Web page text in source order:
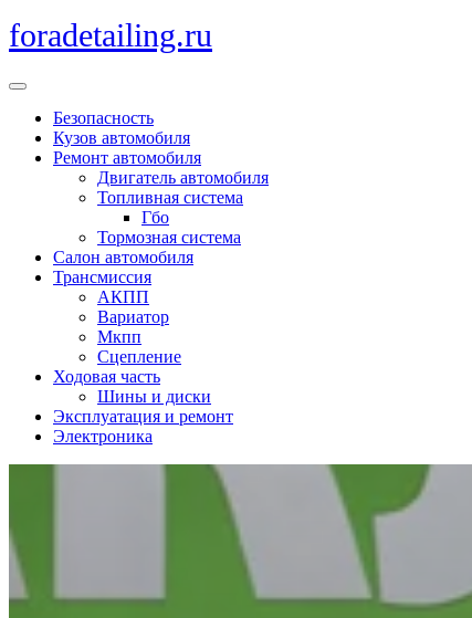
Перейти
к
foradetailing.ru
Кнопка
ОткрытьБезопасность
Кузов автомобиля
Ремонт автомобиля
Двигатель автомобиля
Топливная система
Гбо
Тормозная система
Салон автомобиля
Трансмиссия
АКПП
Вариатор
Мкпп
Сцепление
Ходовая часть
Шины и диски
Эксплуатация и ремонт
Электроника